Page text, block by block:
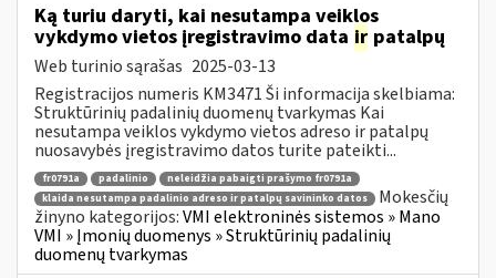
Ką turiu daryti, kai nesutampa veiklos
vykdymo vietos įregistravimo data ir patalpų
Web turinio sąrašas 2025-03-13
Registracijos numeris KM3471 Ši informacija skelbiama:
Struktūrinių padalinių duomenų tvarkymas Kai
nesutampa veiklos vykdymo vietos adreso ir patalpų
nuosavybės įregistravimo datos turite pateikti...
fr0791a padalinio
neleidžia pabaigti prašymo fr0791a
klaida nesutampa padalinio adreso ir patalpų savininko datos
Mokesčių
žinyno kategorijos:VMI elektroninės sistemos » Mano
VMI » Įmonių duomenys » Struktūrinių padalinių
duomenų tvarkymas